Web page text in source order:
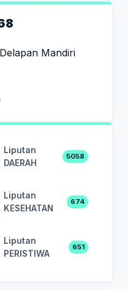
Mandiri
Liputan
DAERAH
5058
Liputan
KESEHATAN
674
Liputan
PERISTIWA
651